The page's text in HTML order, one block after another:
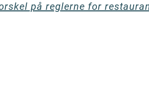
på reglerne for